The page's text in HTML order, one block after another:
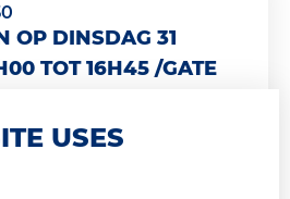
OP DINSDAG 31
TOT 16H45 /GATE
operatie morgen
USES